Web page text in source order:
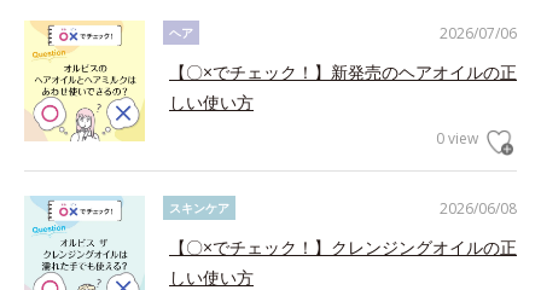
2026/07/06
ヘア
【〇×でチェック！】新発売のヘアオイルの正
しい使い方
0 view
2026/06/08
スキンケア
【〇×でチェック！】クレンジングオイルの正
しい使い方